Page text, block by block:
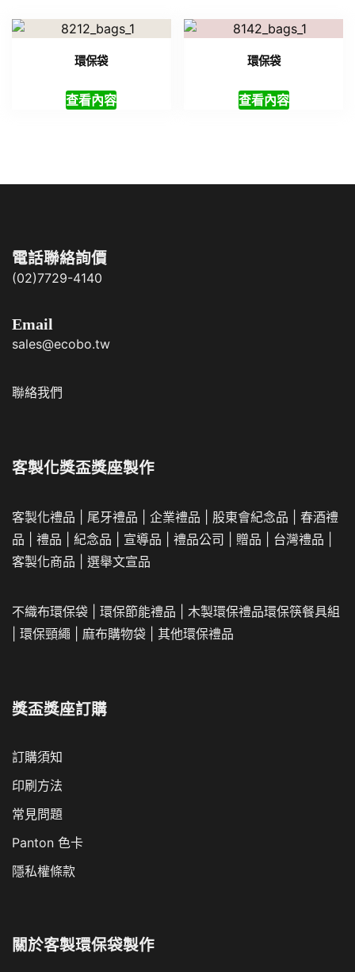
環保袋
查看內容
環保袋
查看內容
電話聯絡詢價
(02)7729-4140
Email
sales@ecobo.tw
聯絡我們
客製化獎盃獎座製作
客製化禮品 尾牙禮品 企業禮品 股東會紀念品
春酒禮
品
禮品 紀念品 宣導品 禮品公司 贈品 台灣禮品
客製化商品
選舉文宣品
不織布環保袋 環保節能禮品 木製環保禮品環保筷餐具組
環保頸繩 麻布購物袋 其他環保禮品
獎盃獎座訂購
訂購須知
印刷方法
常見問題
Panton 色卡
隱私權條款
關於客製環保袋製作